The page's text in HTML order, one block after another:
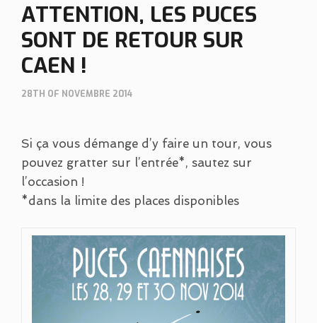
ATTENTION, LES PUCES
SONT DE RETOUR SUR
CAEN !
28TH OF NOVEMBRE 2014
Si ça vous démange d’y faire un tour, vous
pouvez gratter sur l’entrée*, sautez sur
l’occasion !
*dans la limite des places disponibles